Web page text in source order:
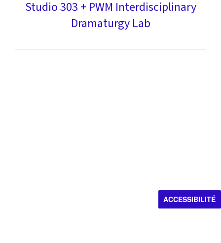
Studio 303 + PWM Interdisciplinary
Dramaturgy Lab
ACCESSIBILITÉ